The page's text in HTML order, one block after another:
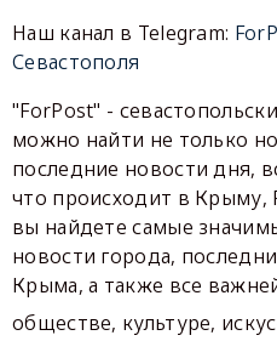
Наш канал в Telegram:
Севастополя
"ForPost" -
можно найти не только
последние новости дня,
что происходит в Крыму,
вы найдете самые
новости города,
Крыма, а также все
обществе, культуре,